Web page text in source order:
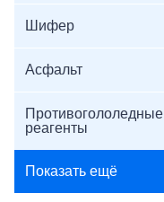
Шифер
Асфальт
Противогололедные
реагенты
Показать ещё